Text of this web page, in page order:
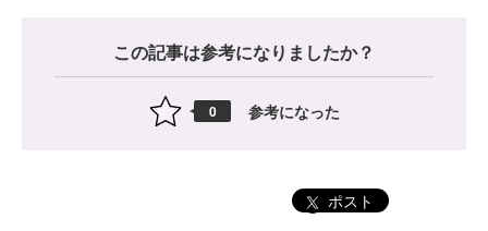
この記事は参考になりましたか？
0 参考になった
ポスト